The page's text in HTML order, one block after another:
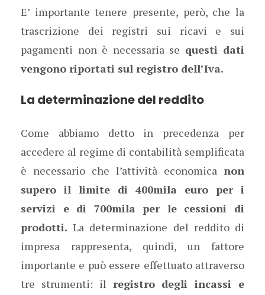
E’ importante tenere presente, però, che la
trascrizione dei registri sui ricavi e sui
pagamenti non è necessaria se questi dati
vengono riportati sul registro dell’Iva.
La determinazione del reddito
Come abbiamo detto in precedenza per
accedere al regime di contabilità semplificata
è necessario che l’attività economica non
supero il limite di 400mila euro per i
servizi e di 700mila per le cessioni di
prodotti. La determinazione del reddito di
impresa rappresenta, quindi, un fattore
importante e può essere effettuato attraverso
tre strumenti: il registro degli incassi e